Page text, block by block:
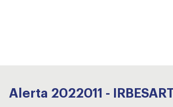
Alerta 2022011 -